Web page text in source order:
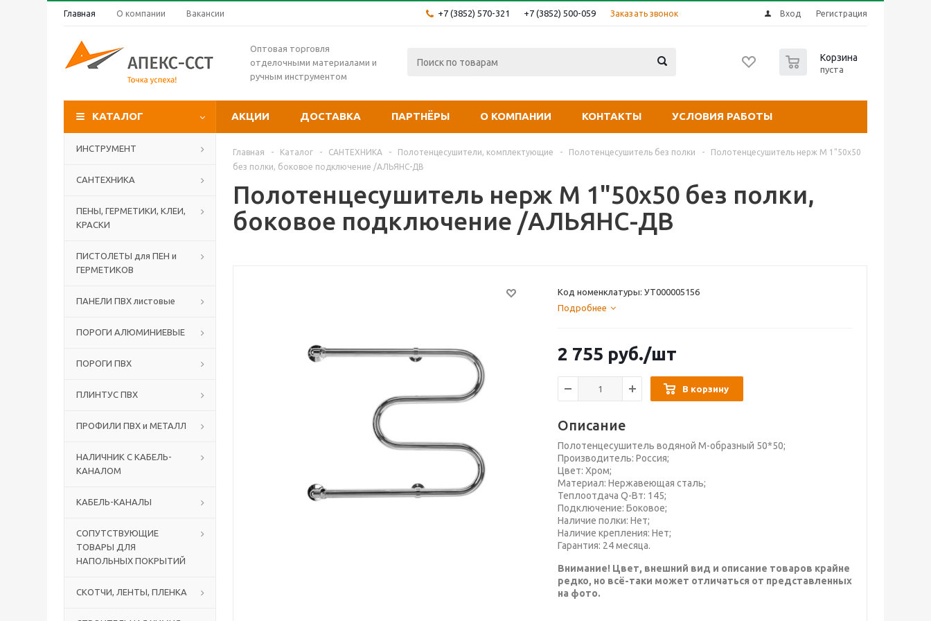
Главная О компании Вакансии +7 (3852) 570-321 +7 (3852) 500-059 Заказать звонок Вход Регистрация
Оптовая торговля
отделочными материалами и
ручным инструментом
Корзина
пуста
КАТАЛОГ АКЦИИ ДОСТАВКА ПАРТНЁРЫ О КОМПАНИИ КОНТАКТЫ УСЛОВИЯ РАБОТЫ
ИНСТРУМЕНТ
САНТЕХНИКА
ПЕНЫ, ГЕРМЕТИКИ, КЛЕИ,
КРАСКИ
ПИСТОЛЕТЫ для ПЕН и
ГЕРМЕТИКОВ
ПАНЕЛИ ПВХ листовые
ПОРОГИ АЛЮМИНИЕВЫЕ
ПОРОГИ ПВХ
ПЛИНТУС ПВХ
ПРОФИЛИ ПВХ и МЕТАЛЛ
НАЛИЧНИК С КАБЕЛЬ-
КАНАЛОМ
КАБЕЛЬ-КАНАЛЫ
СОПУТСТВУЮЩИЕ
ТОВАРЫ ДЛЯ
НАПОЛЬНЫХ ПОКРЫТИЙ
СКОТЧИ, ЛЕНТЫ, ПЛЕНКА
Главная - Каталог - САНТЕХНИКА - Полотенцесушители, комплектующие - Полотенцесушитель без полки -
Полотенцесушитель нерж М 1"50х50
без полки, боковое подключение /АЛЬЯНС-ДВ
Полотенцесушитель нерж М 1"50х50 без полки,
боковое подключение /АЛЬЯНС-ДВ
Код номенклатуры: УТ000005156
Подробнее
2 755 руб./шт
В корзину
Описание
Полотенцесушитель водяной М-образный 50*50;
Производитель: Россия;
Цвет: Хром;
Материал: Нержавеющая сталь;
Теплоотдача Q-Вт: 145;
Подключение: Боковое;
Наличие полки: Нет;
Наличие крепления: Нет;
Гарантия: 24 месяца.
Внимание! Цвет, внешний вид и описание товаров крайне
редко, но всё-таки может отличаться от представленных
на фото.